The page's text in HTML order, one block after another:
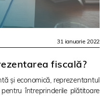
31 ianuarie 2022
fiscală?
și economică, reprezentantul
întreprinderile plătitoare